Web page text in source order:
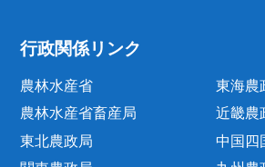
行政関係リンク
農林水産省
農林水産省畜産局
東北農政局
東海農
近畿農
中国四